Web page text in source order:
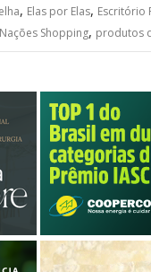
, Elas por Elas, Escritório
Nações Shopping, produtos